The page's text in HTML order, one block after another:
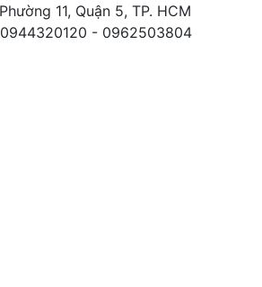
11, Quận 5, TP. HCM
- 0962503804